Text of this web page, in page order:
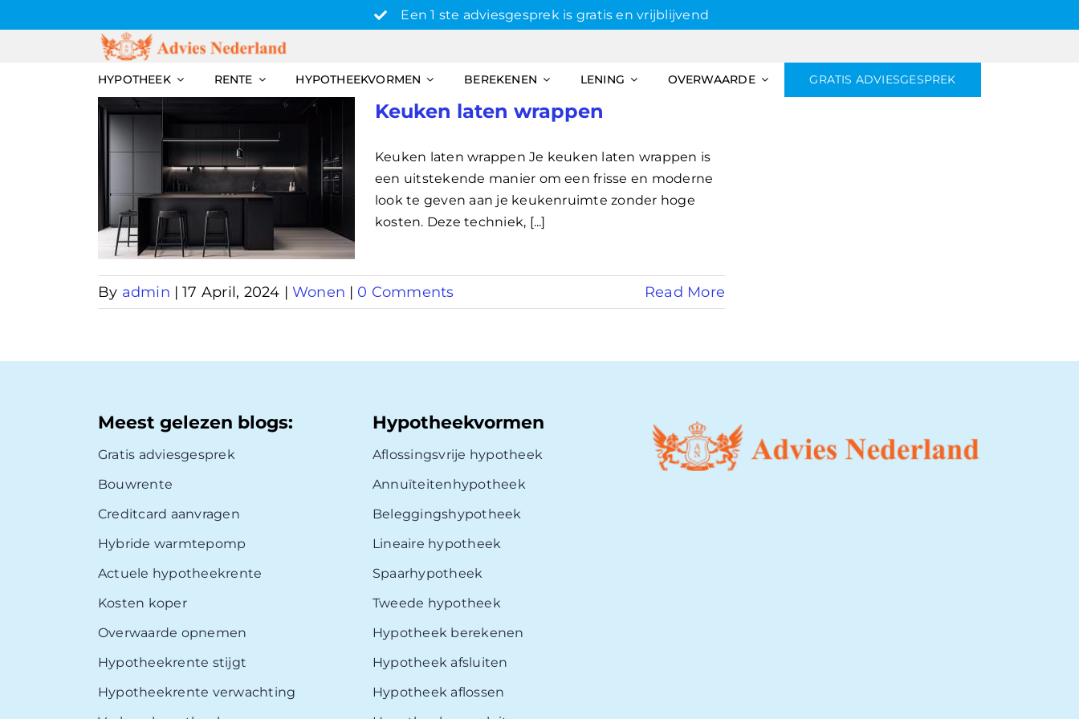
to
Een 1 ste adviesgesprek is gratis en vrijblijvend
HYPOTHEEK RENTE HYPOTHEEKVORMEN BEREKENEN LENING OVERWAARDE GRATIS ADVIESGESPREK
Keuken laten wrappen
Keuken laten wrappen Je keuken laten wrappen is
een uitstekende manier om een frisse en moderne
look te geven aan je keukenruimte zonder hoge
kosten. Deze techniek, [...]
By admin | 17 April, 2024 | Wonen | 0 Comments Read More
Meest gelezen blogs:
Gratis adviesgesprek
Bouwrente
Creditcard aanvragen
Hybride warmtepomp
Actuele hypotheekrente
Kosten koper
Overwaarde opnemen
Hypotheekrente stijgt
Hypotheekrente verwachting
Hypotheekvormen
Aflossingsvrije hypotheek
Annuïteitenhypotheek
Beleggingshypotheek
Lineaire hypotheek
Spaarhypotheek
Tweede hypotheek
Hypotheek berekenen
Hypotheek afsluiten
Hypotheek aflossen